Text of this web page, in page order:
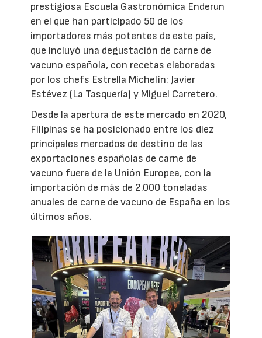
prestigiosa Escuela Gastronómica Enderun
en el que han participado 50 de los
importadores más potentes de este país,
que incluyó una degustación de carne de
vacuno española, con recetas elaboradas
por los chefs Estrella Michelin: Javier
Estévez (La Tasquería) y Miguel Carretero.
Desde la apertura de este mercado en 2020,
Filipinas se ha posicionado entre los diez
principales mercados de destino de las
exportaciones españolas de carne de
vacuno fuera de la Unión Europea, con la
importación de más de 2.000 toneladas
anuales de carne de vacuno de España en los
últimos años.